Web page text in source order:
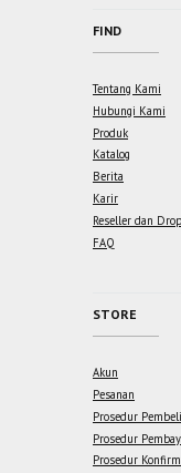
FIND
Tentang Kami
Hubungi Kami
Produk
Katalog
Berita
Karir
Reseller dan
FAQ
STORE
Akun
Pesanan
Prosedur
Prosedur
Prosedur